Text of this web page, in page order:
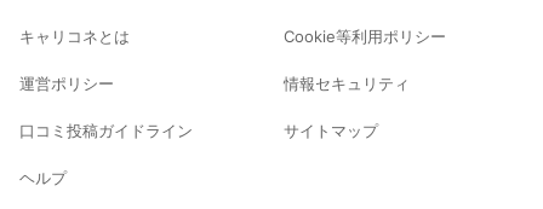
キャリコネとは
運営ポリシー
口コミ投稿ガイドライン
ヘルプ
Cookie等利用ポリシー
情報セキュリティ
サイトマップ